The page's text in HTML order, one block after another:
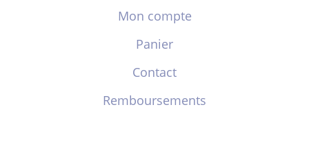
Mon compte
Panier
Contact
Remboursements